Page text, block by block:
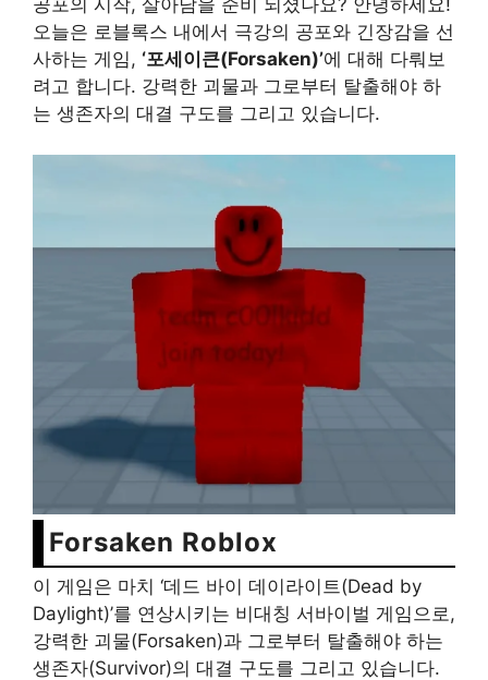
오늘은 로블록스 내에서 극강의 공포와 긴장감을 선
사하는 게임, ‘포세이큰(Forsaken)’에 대해 다뤄보
려고 합니다. 강력한 괴물과 그로부터 탈출해야 하
는 생존자의 대결 구도를 그리고 있습니다.
Forsaken Roblox
이 게임은 마치 ‘데드 바이 데이라이트(Dead by
Daylight)’를 연상시키는 비대칭 서바이벌 게임으로,
강력한 괴물(Forsaken)과 그로부터 탈출해야 하는
생존자(Survivor)의 대결 구도를 그리고 있습니다.